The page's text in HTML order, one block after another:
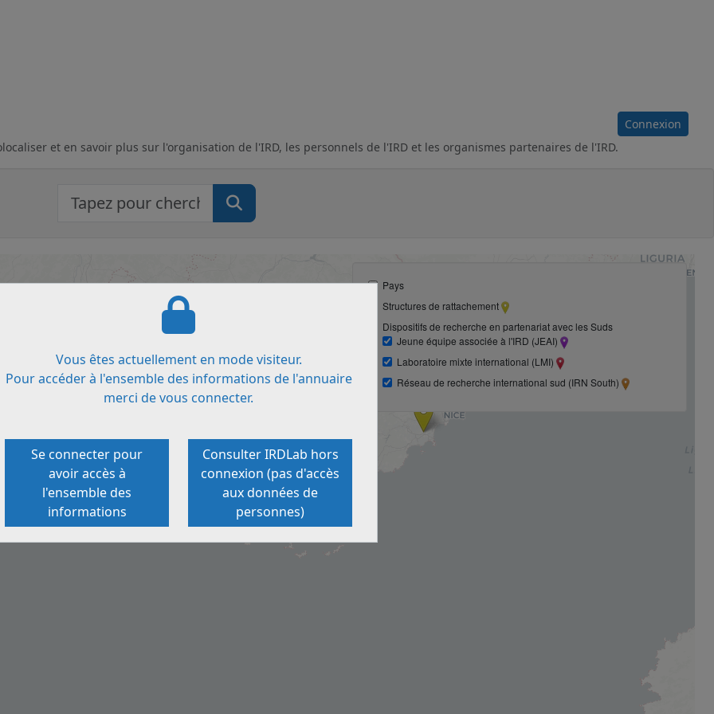
Connexion
Vous êtes actuellement en mode visiteur.
Pour accéder à l'ensemble des informations de l'annuaire
merci de vous connecter.
Se connecter pour
avoir accès à
l'ensemble des
informations
Consulter IRDLab hors
connexion (pas d'accès
aux données de
personnes)
et en savoir plus sur l'organisation de l'IRD, les personnels de l'IRD et les organismes partenaires de l'IRD.
DPT SOCIETE ET SANTE
44 BOULEVARD DE DUNKERQUE
CS 90009
13572 MARSEILLE CEDEX 02
Pays
Structures de rattachement
Dispositifs de recherche en partenariat avec les Suds
Jeune équipe associée à l'IRD (JEAI)
Laboratoire mixte international (LMI)
Réseau de recherche international sud (IRN South)